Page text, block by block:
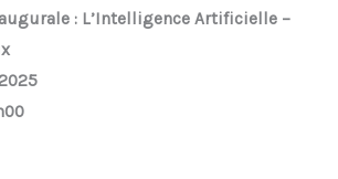
: L’Intelligence Artificielle –